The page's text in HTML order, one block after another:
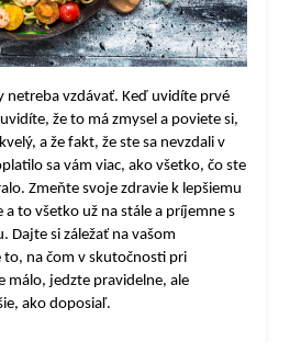
netreba vzdávať. Keď uvidíte prvé
že to má zmysel a poviete si,
a že fakt, že ste sa nevzdali v
sa vám viac, ako všetko, čo ste
Zmeňte svoje zdravie k lepšiemu
to všetko už na stále a príjemne s
Dajte si záležať na vašom
na čom v skutočnosti pri
málo, jedzte pravidelne, ale
ako doposiaľ.